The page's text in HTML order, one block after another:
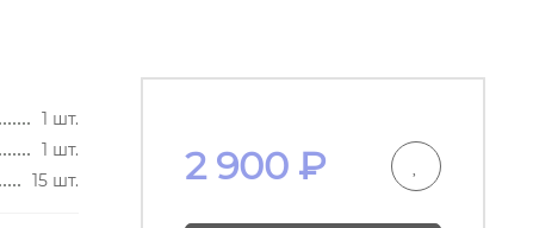
1 шт.
1 шт.
15 шт. 2 900₽